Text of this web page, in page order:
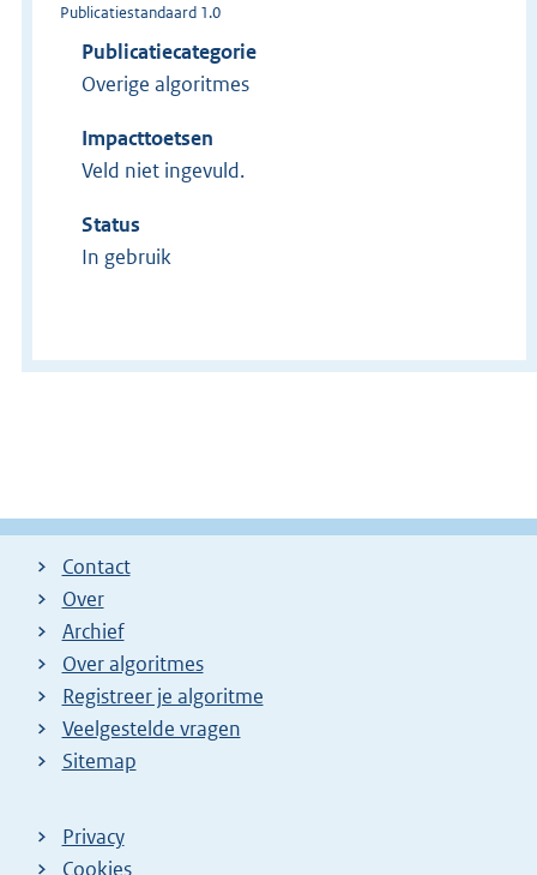
Publicatiestandaard 1.0
Publicatiecategorie
Overige algoritmes
Impacttoetsen
Veld niet ingevuld.
Status
In gebruik
Contact
Over
Archief
Over algoritmes
Registreer je algoritme
Veelgestelde vragen
Sitemap
Privacy
Cookies